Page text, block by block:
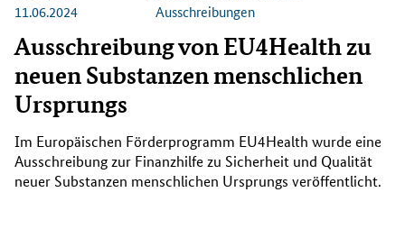
11.06.2024
Ausschreibungen
Ausschreibung von EU4Health zu
neuen Substanzen menschlichen
Ursprungs
Im Europäischen Förderprogramm EU4Health wurde eine
Ausschreibung zur Finanzhilfe zu Sicherheit und Qualität
neuer Substanzen menschlichen Ursprungs veröffentlicht.